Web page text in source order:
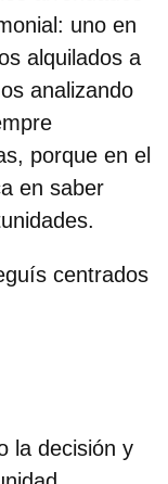
uno en
alquilados a
analizando
porque en el
en saber
centrados
la decisión y